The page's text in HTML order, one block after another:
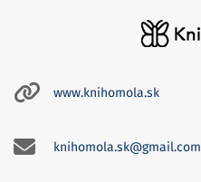
www.knihomola.sk
knihomola.sk@gmail.com